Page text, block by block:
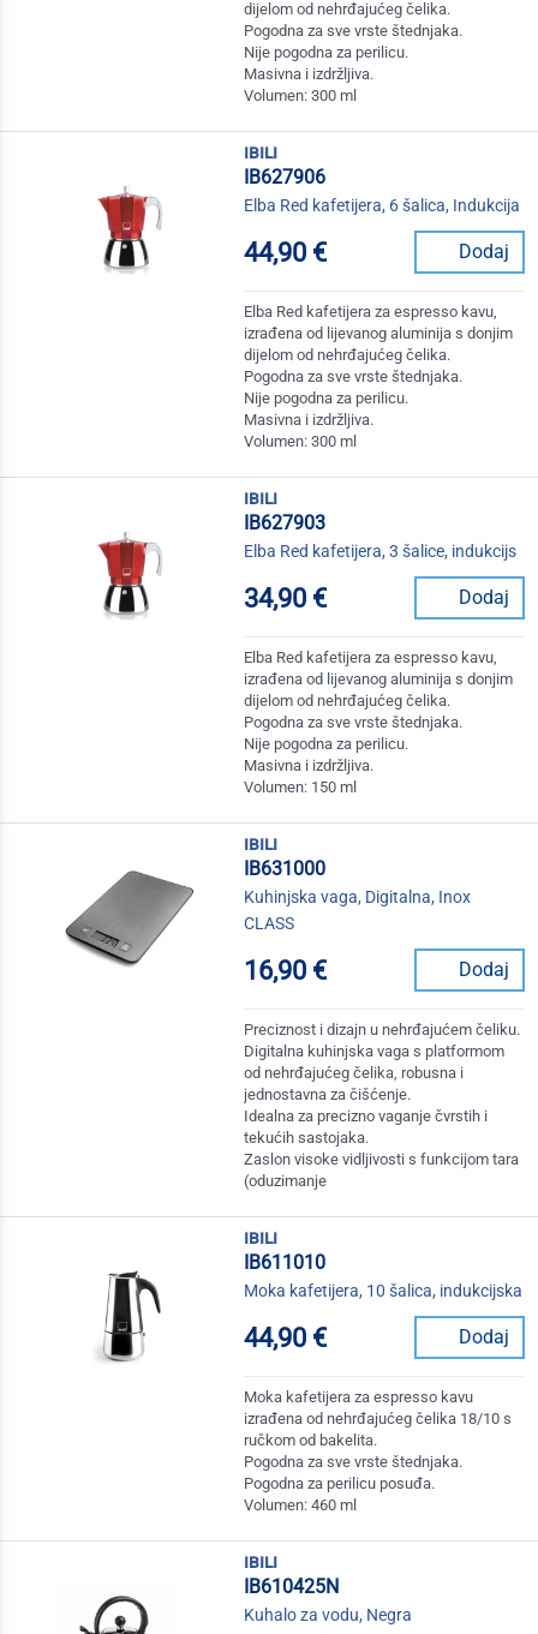
dijelom od nehrđajućeg čelika.
Pogodna za sve vrste štednjaka.
Nije pogodna za perilicu.
Masivna i izdržljiva.
Volumen: 300 ml
ibili
IB627906
Elba Red kafetijera, 6 šalica, Indukcija
44,90 € Dodaj
Elba Red kafetijera za espresso kavu,
izrađena od lijevanog aluminija s donjim
dijelom od nehrđajućeg čelika.
Pogodna za sve vrste štednjaka.
Nije pogodna za perilicu.
Masivna i izdržljiva.
Volumen: 300 ml
ibili
IB627903
Elba Red kafetijera, 3 šalice, indukcijs
34,90 € Dodaj
Elba Red kafetijera za espresso kavu,
izrađena od lijevanog aluminija s donjim
dijelom od nehrđajućeg čelika.
Pogodna za sve vrste štednjaka.
Nije pogodna za perilicu.
Masivna i izdržljiva.
Volumen: 150 ml
ibili
IB631000
Kuhinjska vaga, Digitalna, Inox
CLASS
16,90 € Dodaj
Preciznost i dizajn u nehrđajućem čeliku.
Digitalna kuhinjska vaga s platformom
od nehrđajućeg čelika, robusna i
jednostavna za čišćenje.
Idealna za precizno vaganje čvrstih i
tekućih sastojaka.
Zaslon visoke vidljivosti s funkcijom tara
(oduzimanje
ibili
IB611010
Moka kafetijera, 10 šalica, indukcijska
44,90 € Dodaj
Moka kafetijera za espresso kavu
izrađena od nehrđajućeg čelika 18/10 s
ručkom od bakelita.
Pogodna za sve vrste štednjaka.
Pogodna za perilicu posuđa.
Volumen: 460 ml
ibili
IB610425N
Kuhalo za vodu, Negra